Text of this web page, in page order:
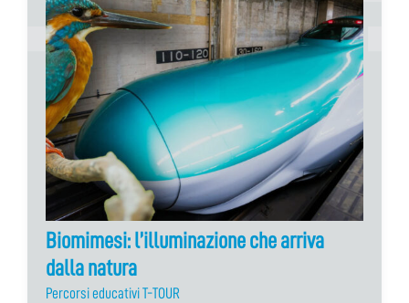
Biomimesi: l’illuminazione che arriva
dalla natura
Percorsi educativi T-TOUR